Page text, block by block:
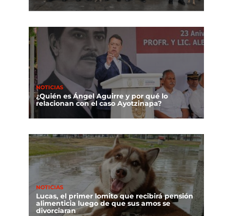
NOTICIAS
¿Quién es Ángel Aguirre y por qué lo
relacionan con el caso Ayotzinapa?
NOTICIAS
Lucas, el primer lomito que recibirá pensión
alimenticia luego de que sus amos se
divorciaran